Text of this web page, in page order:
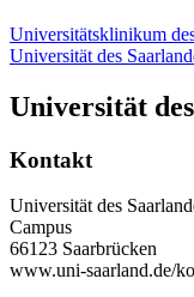
Universitätsklinikum
Universität des
Universität
Kontakt
Universität des
Campus
66123 Saarbrücken
www.uni-saarland.de/